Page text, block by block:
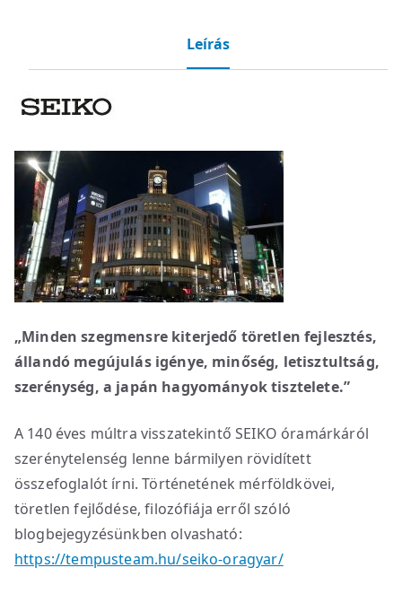
Leírás
„Minden szegmensre kiterjedő töretlen fejlesztés,
állandó megújulás igénye, minőség, letisztultság,
szerénység, a japán hagyományok tisztelete.”
A 140 éves múltra visszatekintő SEIKO óramárkáról
szerénytelenség lenne bármilyen rövidített
összefoglalót írni. Történetének mérföldkövei,
töretlen fejlődése, filozófiája erről szóló
blogbejegyzésünkben olvasható:
https://tempusteam.hu/seiko-oragyar/